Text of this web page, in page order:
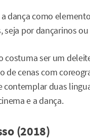
dança como
seja por dançarinos
costuma ser um
de cenas com
duas
e a dança.
(2018)